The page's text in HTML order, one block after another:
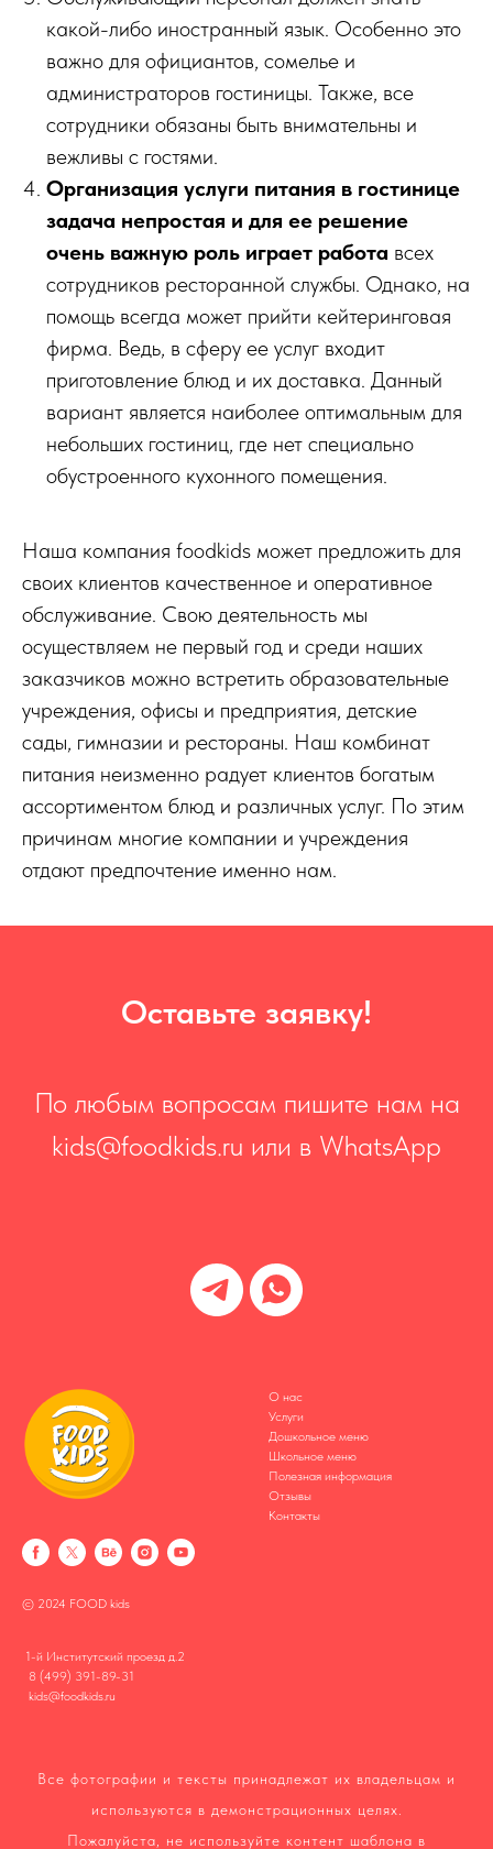
какой-либо иностранный язык. Особенно это
важно для официантов, сомелье и
администраторов гостиницы. Также, все
сотрудники обязаны быть внимательны и
вежливы с гостями.
Организация услуги питания в гостинице
задача непростая и для ее решение
очень важную роль играет работа всех
сотрудников ресторанной службы. Однако, на
помощь всегда может прийти кейтеринговая
фирма. Ведь, в сферу ее услуг входит
приготовление блюд и их доставка. Данный
вариант является наиболее оптимальным для
небольших гостиниц, где нет специально
обустроенного кухонного помещения.
Наша компания foodkids может предложить для
своих клиентов качественное и оперативное
обслуживание. Свою деятельность мы
осуществляем не первый год и среди наших
заказчиков можно встретить образовательные
учреждения, офисы и предприятия, детские
сады, гимназии и рестораны. Наш комбинат
питания неизменно радует клиентов богатым
ассортиментом блюд и различных услуг. По этим
причинам многие компании и учреждения
отдают предпочтение именно нам.
Оставьте заявку!
По любым вопросам пишите нам на
kids@foodkids.ru или в WhatsApp
© 2024 FOOD kids
О нас
Услуги
Дошкольное меню
Школьное меню
Полезная информация
Отзывы
Контакты
1-й Институтский проезд д.2
8 (499) 391-89-31
kids@foodkids.ru
Все фотографии и тексты принадлежат их владельцам и
используются в демонстрационных целях.
Пожалуйста, не используйте контент шаблона в